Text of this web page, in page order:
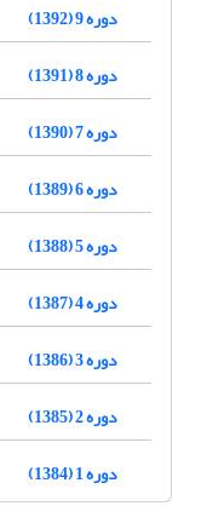
دوره 9 (1392)
دوره 8 (1391)
دوره 7 (1390)
دوره 6 (1389)
دوره 5 (1388)
دوره 4 (1387)
دوره 3 (1386)
دوره 2 (1385)
دوره 1 (1384)